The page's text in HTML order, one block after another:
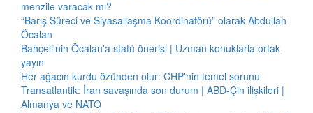
menzile varacak mı?
“Barış Süreci ve Siyasallaşma Koordinatörü” olarak Abdullah
Öcalan
Bahçeli'nin Öcalan'a statü önerisi | Uzman konuklarla ortak
yayın
Her ağacın kurdu özünden olur: CHP'nin temel sorunu
Transatlantik: İran savaşında son durum | ABD-Çin ilişkileri |
Almanya ve NATO